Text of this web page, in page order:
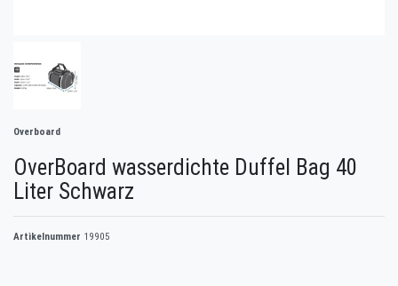
Overboard
OverBoard wasserdichte Duffel Bag 40
Liter Schwarz
Artikelnummer 19905